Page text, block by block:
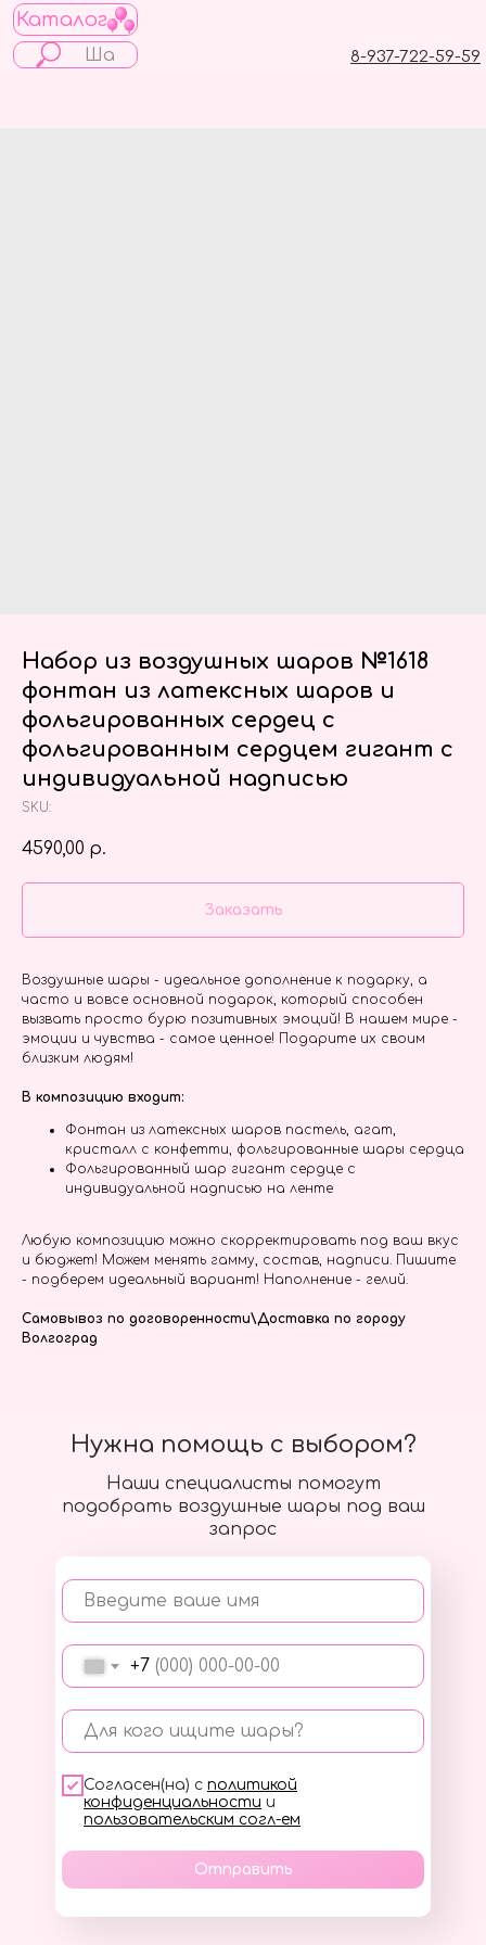
Каталог
8-937-722-59-59
Набор из воздушных шаров №1618
фонтан из латексных шаров и
фольгированных сердец с
фольгированным сердцем гигант с
индивидуальной надписью
SKU:
4590,00 р.
Заказать
Воздушные шары - идеальное дополнение к подарку, а
часто и вовсе основной подарок, который способен
вызвать просто бурю позитивных эмоций! В нашем мире -
эмоции и чувства - самое ценное! Подарите их своим
близким людям!
В композицию входит:
Фонтан из латексных шаров пастель, агат,
кристалл с конфетти, фольгированные шары сердца
Фольгированный шар гигант сердце с
индивидуальной надписью на ленте
Любую композицию можно скорректировать под ваш вкус
и бюджет! Можем менять гамму, состав, надписи. Пишите
- подберем идеальный вариант! Наполнение - гелий.
Самовывоз по договоренности\Доставка по городу
Волгоград
Наши специалисты помогут
подобрать воздушные шары под ваш
запрос
Введите ваше имя
+7
Для кого ищите шары?
Согласен(на) с политикой
конфиденциальности и
пользовательским согл-ем
Отправить
Нужна помощь с выбором?